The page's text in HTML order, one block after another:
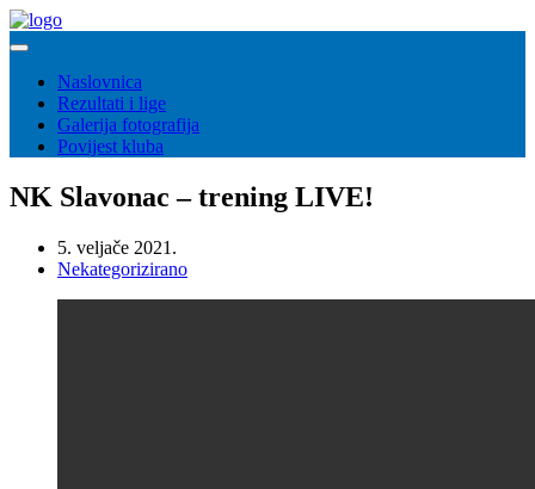
Naslovnica
Rezultati i lige
Galerija fotografija
Povijest kluba
NK Slavonac – trening LIVE!
5. veljače 2021.
Nekategorizirano